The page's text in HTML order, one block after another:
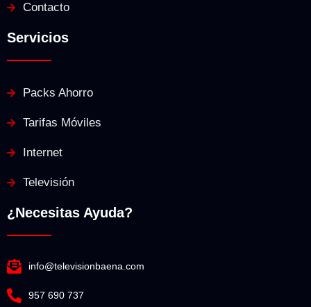
Contacto
Servicios
Packs Ahorro
Tarifas Móviles
Internet
Televisión
¿Necesitas Ayuda?
info@televisionbaena.com
957 690 737